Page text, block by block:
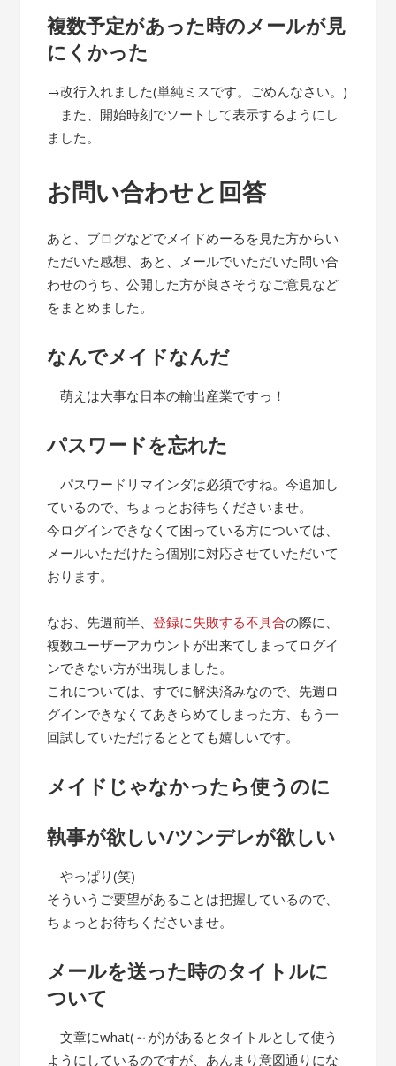
複数予定があった時のメールが見
にくかった
→改行入れました(単純ミスです。ごめんなさい。)
また、開始時刻でソートして表示するようにし
ました。
お問い合わせと回答
あと、ブログなどでメイドめーるを見た方からい
ただいた感想、あと、メールでいただいた問い合
わせのうち、公開した方が良さそうなご意見など
をまとめました。
なんでメイドなんだ
萌えは大事な日本の輸出産業ですっ！
パスワードを忘れた
パスワードリマインダは必須ですね。今追加し
ているので、ちょっとお待ちくださいませ。
今ログインできなくて困っている方については、
メールいただけたら個別に対応させていただいて
おります。
なお、先週前半、登録に失敗する不具合の際に、
複数ユーザーアカウントが出来てしまってログイ
ンできない方が出現しました。
これについては、すでに解決済みなので、先週ロ
グインできなくてあきらめてしまった方、もう一
回試していただけるととても嬉しいです。
メイドじゃなかったら使うのに
執事が欲しい/ツンデレが欲しい
やっぱり(笑)
そういうご要望があることは把握しているので、
ちょっとお待ちくださいませ。
メールを送った時のタイトルに
ついて
文章にwhat(～が)があるとタイトルとして使う
ようにしているのですが、あんまり意図通りにな